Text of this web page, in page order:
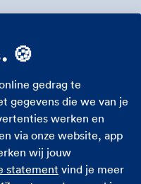
zonder
vakantie in het
die natuur daar!”,
vreugde vergaat
lekker voelt. “Een
voedselvergiftiging
🍪
gedrag te
gegevens die we van je
werken en
via onze website, app
wij jouw
statement vind je meer